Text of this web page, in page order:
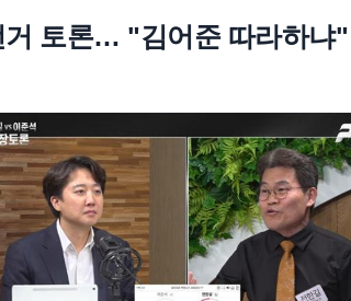
거 토론… "김어준 따라하